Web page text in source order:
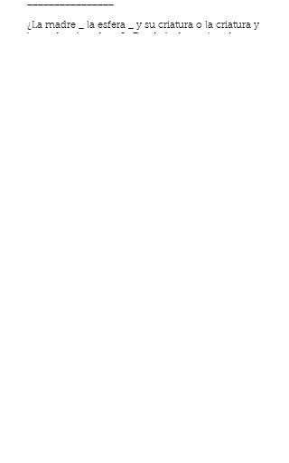
¿La madre _ la esfera _ y su criatura o la criatura y